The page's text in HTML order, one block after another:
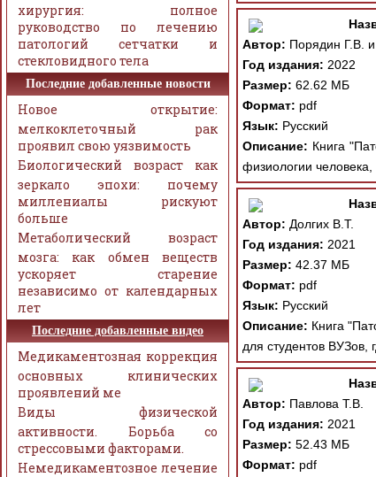
Автор: Порядин Г.В. и
Год издания: 2022
Размер: 62.62 МБ
Формат: pdf
Язык: Русский
Описание: Книга
физиологии
Автор: Долгих В.Т.
Год издания: 2021
Размер: 42.37 МБ
Формат: pdf
Язык: Русский
Описание: Книга
для студентов ВУЗов,
Автор: Павлова Т.В.
Год издания: 2021
Размер: 52.43 МБ
Формат: pdf
хирургия: полное
руководство по лечению
патологий сетчатки и
стекловидного тела
Последние добавленные новости
Новое открытие:
мелкоклеточный рак
проявил свою уязвимость
Биологический возраст как
зеркало эпохи: почему
миллениалы рискуют
больше
Метаболический возраст
мозга: как обмен веществ
ускоряет старение
независимо от календарных
лет
Последние добавленные видео
Медикаментозная коррекция
основных клинических
проявлений ме
Виды физической
активности. Борьба со
стрессовыми факторами.
Немедикаментозное лечение